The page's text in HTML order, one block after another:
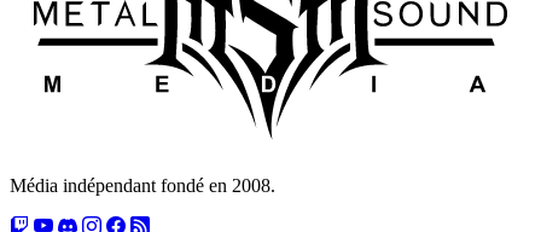
Média indépendant fondé en 2008.